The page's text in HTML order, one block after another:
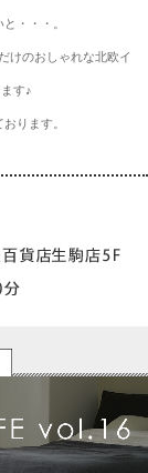
・・・。
けのおしゃれな北欧イ
す♪
ります。